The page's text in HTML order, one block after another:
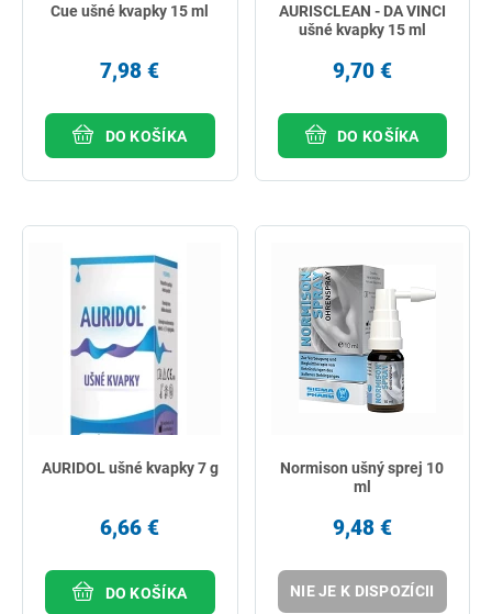
Cue ušné kvapky 15 ml
7,98 €
DO KOŠÍKA
AURISCLEAN - DA VINCI
ušné kvapky 15 ml
9,70 €
DO KOŠÍKA
AURIDOL ušné kvapky 7 g
6,66 €
DO KOŠÍKA
Normison ušný sprej 10
ml
9,48 €
NIE JE K DISPOZÍCII